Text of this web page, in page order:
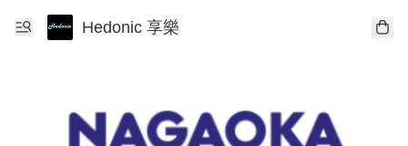
Hedonic 享樂